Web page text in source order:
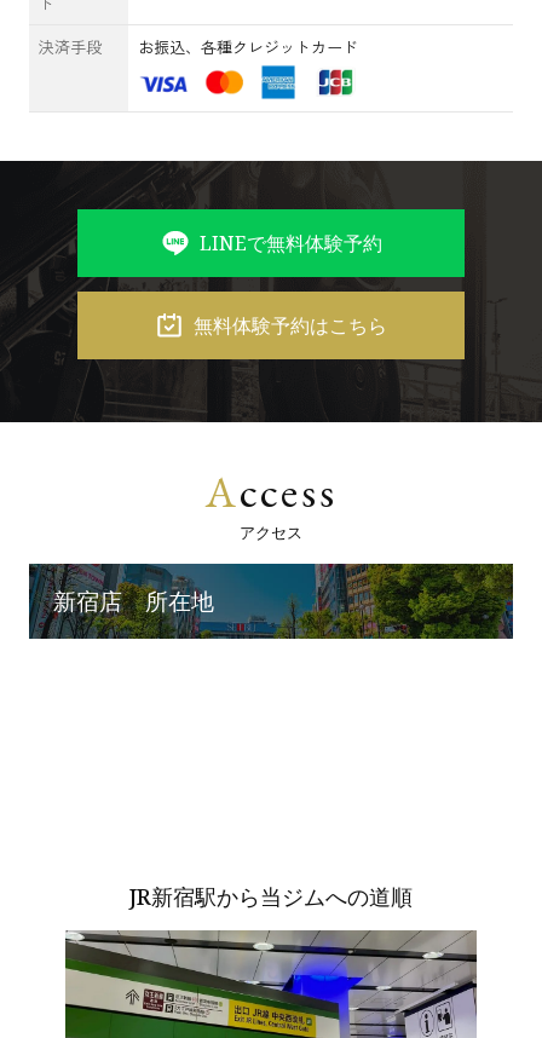
決済手段 お振込、各種クレジットカード
LINEで無料体験予約
無料体験予約はこちら
Access
アクセス
新宿店 所在地
JR新宿駅から当ジムへの道順